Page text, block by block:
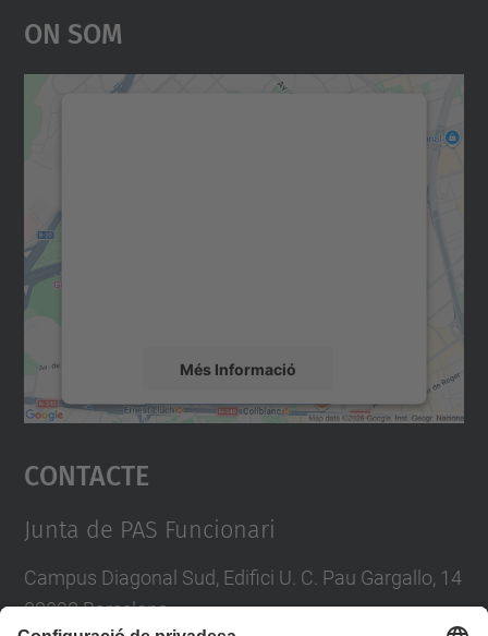
On Som
Més Informació
Accepta
powered by
Contacte
Junta de PAS Funcionari
Campus Diagonal Sud, Edifici U. C. Pau Gargallo, 14
08028 Barcelona